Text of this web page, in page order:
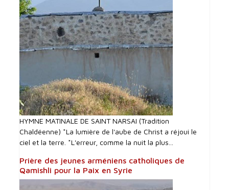
HYMNE MATINALE DE SAINT NARSAI (Tradition
Chaldéenne) *La lumière de l'aube de Christ a réjoui le
ciel et la terre. *L'erreur, comme la nuit la plus...
Prière des jeunes arméniens catholiques de
Qamishli pour la Paix en Syrie